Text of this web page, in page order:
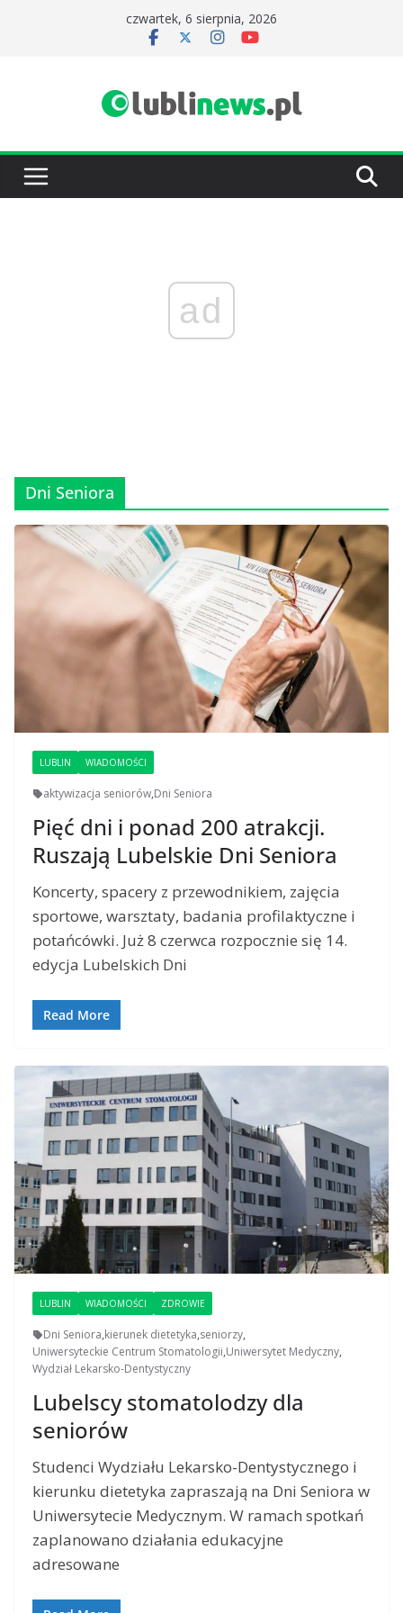
czwartek, 6 sierpnia, 2026
ad
Dni Seniora
LUBLIN WIADOMOŚCI
aktywizacja seniorów,Dni Seniora
Pięć dni i ponad 200 atrakcji.
Ruszają Lubelskie Dni Seniora
Koncerty, spacery z przewodnikiem, zajęcia
sportowe, warsztaty, badania profilaktyczne i
potańcówki. Już 8 czerwca rozpocznie się 14.
edycja Lubelskich Dni
Read More
LUBLIN WIADOMOŚCI ZDROWIE
Dni Seniora,kierunek dietetyka,seniorzy,
Uniwersyteckie Centrum Stomatologii,Uniwersytet Medyczny,
Wydział Lekarsko-Dentystyczny
Lubelscy stomatolodzy dla
seniorów
Studenci Wydziału Lekarsko-Dentystycznego i
kierunku dietetyka zapraszają na Dni Seniora w
Uniwersytecie Medycznym. W ramach spotkań
zaplanowano działania edukacyjne
adresowane